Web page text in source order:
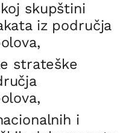
skupštini
iz područja
strateške
i